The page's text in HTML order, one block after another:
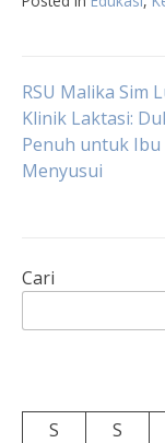
pos
RSU Malika Sim
Klinik Laktasi:
Penuh untuk Ibu
Menyusui
Cari
S
S